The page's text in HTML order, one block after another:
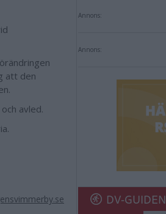
att den
avled.
Annons:
Annons:
DV-GUIDEN